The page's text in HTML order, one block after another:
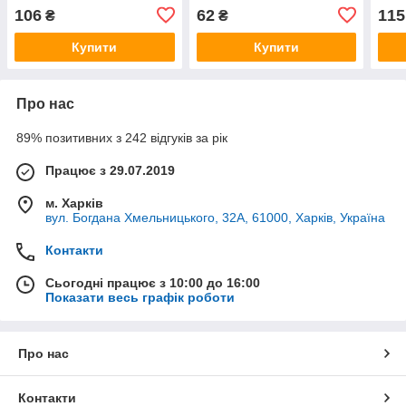
106 ₴
Купити
62₴
Купити
115
Про нас
89% позитивних з 242 відгуків за рік
Працює з 29.07.2019
м. Харків
вул. Богдана Хмельницького, 32А, 61000, Харків, Україна
Контакти
Сьогодні працює з 10:00 до 16:00
Показати весь графік роботи
Про нас
Контакти